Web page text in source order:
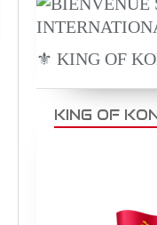
⚜️ KING OF
KING OF